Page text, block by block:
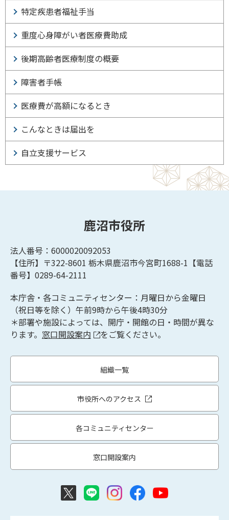
特定疾患者福祉手当
重度心身障がい者医療費助成
後期高齢者医療制度の概要
障害者手帳
医療費が高額になるとき
こんなときは届出を
自立支援サービス
鹿沼市役所
法人番号：6000020092053
【住所】〒322-8601 栃木県鹿沼市今宮町1688-1【電話
番号】0289-64-2111
本庁舎・各コミュニティセンター：月曜日から金曜日
（祝日等を除く）午前9時から午後4時30分
＊部署や施設によっては、開庁・開館の日・時間が異な
ります。 窓口開設案内 をご覧ください。
組織一覧
市役所へのアクセス
各コミュニティセンター
窓口開設案内